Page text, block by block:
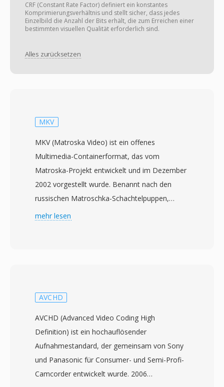
CRF (Constant Rate Factor) definiert ein konstantes
Komprimierungsverhältnis und stellt sicher, dass jedes
Einzelbild die Anzahl der Bits erhält, die zum Erreichen einer
bestimmten visuellen Qualität erforderlich sind.
Alles zurücksetzen
MKV
MKV (Matroska Video) ist ein offenes
Multimedia-Containerformat, das vom
Matroska-Projekt entwickelt und im Dezember
2002 vorgestellt wurde. Benannt nach den
russischen Matroschka-Schachtelpuppen,
basiert das Format auf der Extensible Binary
Datei aufnehmen und unterstützt Codecs von
sowie AAC, FLAC, Opus und DTS für Audio. Ein
herausragendes Merkmal ist die umfassende
Untertitelunterstützung, die Formate von
mehr lesen
AVCHD
AVCHD (Advanced Video Coding High
Definition) ist ein hochauflösender
Aufnahmestandard, der gemeinsam von Sony
und Panasonic für Consumer- und Semi-Profi-
Camcorder entwickelt wurde. 2006